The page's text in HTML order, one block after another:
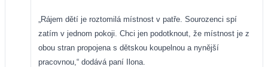
„Rájem dětí je roztomilá místnost v patře. Sourozenci spí
zatím v jednom pokoji. Chci jen podotknout, že místnost je z
obou stran propojena s dětskou koupelnou a nynější
pracovnou,“ dodává paní Ilona.